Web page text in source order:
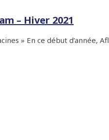
– Hiver 2021
» En ce début d’année,